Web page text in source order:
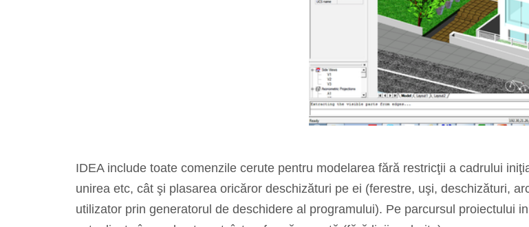
IDEA include toate comenzile cerute pentru modelarea fără restricţii a cadrului
unirea etc, cât şi plasarea oricăror deschizături pe ei (ferestre, uşi, deschizături,
utilizator prin generatorul de deschidere al programului). Pe parcursul proiectului